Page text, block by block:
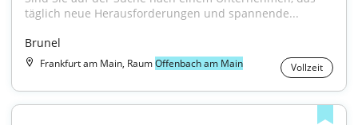
täglich neue Herausforderungen und spannende...
Brunel
Frankfurt am Main, RaumOffenbach am Main Vollzeit